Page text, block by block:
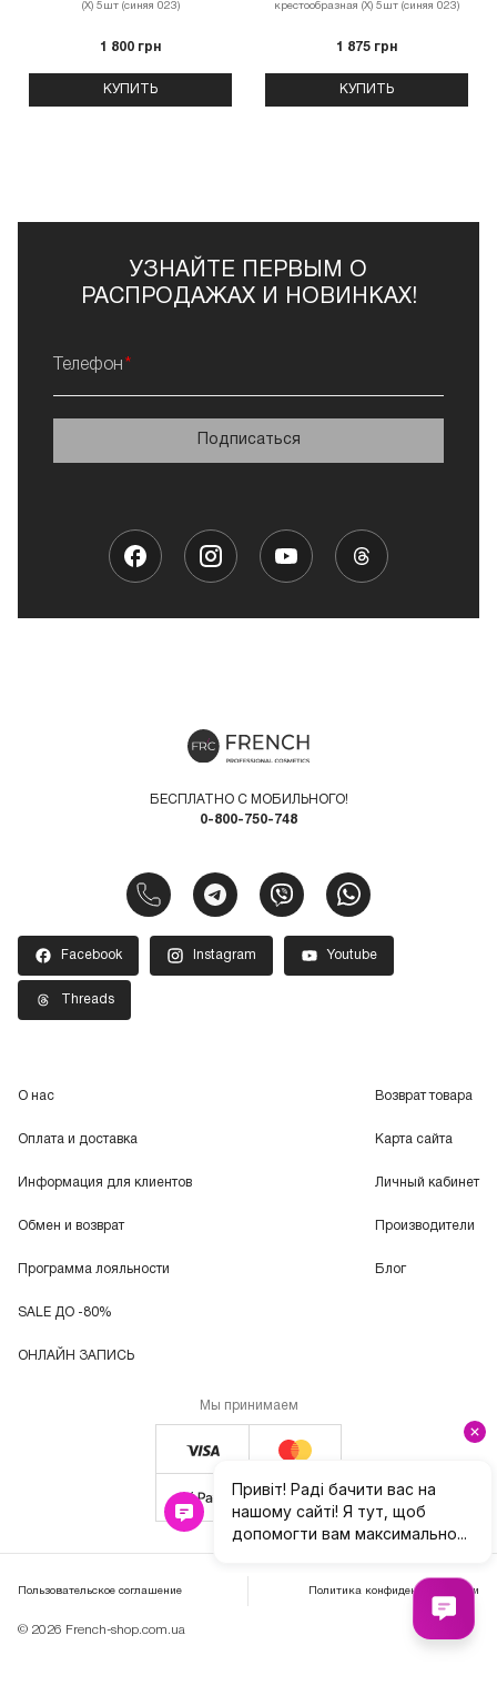
(X) 5шт (синяя 023)
1 800 грн
КУПИТЬ
крестообразная (X) 5шт (синяя 023)
1 875 грн
КУПИТЬ
УЗНАЙТЕ ПЕРВЫМ О
РАСПРОДАЖАХ И НОВИНКАХ!
Телефон
Подписаться
БЕСПЛАТНО С МОБИЛЬНОГО!
0-800-750-748
Facebook Instagram Youtube
Threads
О нас
Оплата и доставка
Информация для клиентов
Обмен и возврат
Программа лояльности
SALE ДО -80%
ОНЛАЙН ЗАПИСЬ
Возврат товара
Карта сайта
Личный кабинет
Производители
Блог
Мы принимаем
© 2026 French-shop.com.ua
Пользовательское соглашение Политика конфиденциальности